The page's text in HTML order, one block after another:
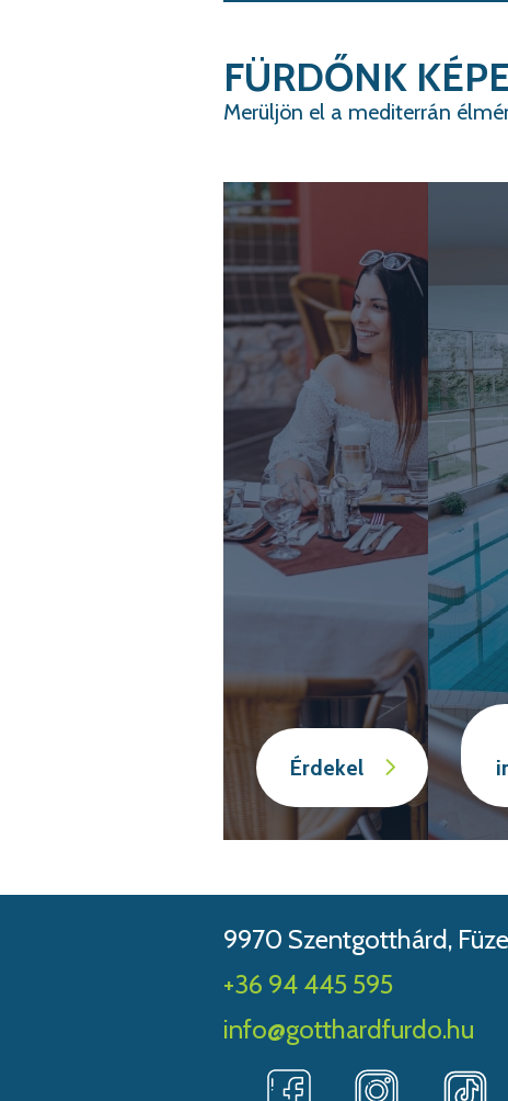
FÜRDŐNK
Merüljön el a mediterrán
Érdekel
9970 Szentgotthárd,
+36 94 445 595
info@gotthardfurdo.hu